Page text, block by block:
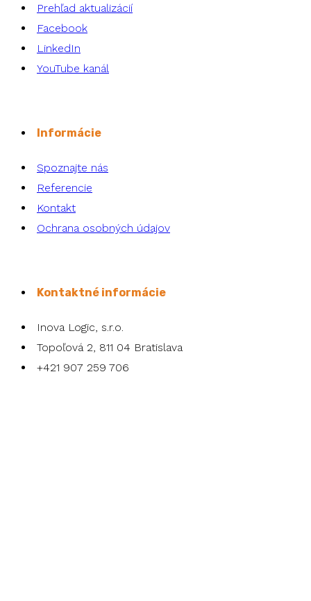
Prehľad aktualizácií
Facebook
LinkedIn
YouTube kanál
Informácie
Spoznajte nás
Referencie
Kontakt
Ochrana osobných údajov
Kontaktné informácie
Inova Logic, s.r.o.
Topoľová 2, 811 04 Bratislava
+421 907 259 706